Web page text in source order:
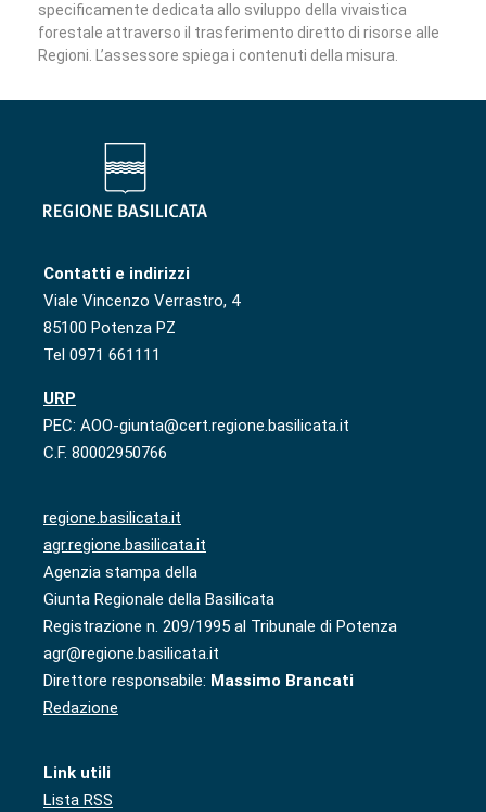
specificamente dedicata allo sviluppo della vivaistica
forestale attraverso il trasferimento diretto di risorse alle
Regioni. L’assessore spiega i contenuti della misura.
Contatti e indirizzi
Viale Vincenzo Verrastro, 4
85100 Potenza PZ
Tel 0971 661111
URP
PEC: AOO-giunta@cert.regione.basilicata.it
C.F. 80002950766
regione.basilicata.it
agr.regione.basilicata.it
Agenzia stampa della
Giunta Regionale della Basilicata
Registrazione n. 209/1995 al Tribunale di Potenza
agr@regione.basilicata.it
Direttore responsabile: Massimo Brancati
Redazione
Link utili
Lista RSS